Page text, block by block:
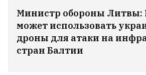
Министр обороны Литвы:
может использовать
дроны для атаки на
стран Балтии
Статкевич: Все попытки
из Беларуси были тщетны.
страну
17